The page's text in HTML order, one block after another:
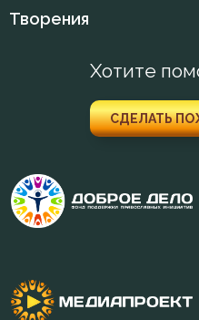
Творения
Хотите
СДЕЛАТЬ